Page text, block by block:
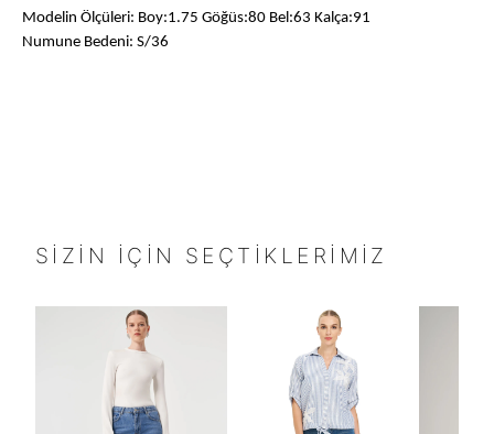
Modelin Ölçüleri: Boy:1.75 Göğüs:80 Bel:63 Kalça:91
Numune Bedeni: S/36